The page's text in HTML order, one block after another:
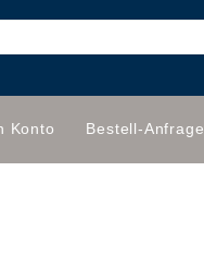
Konto Bestell-Anfrage